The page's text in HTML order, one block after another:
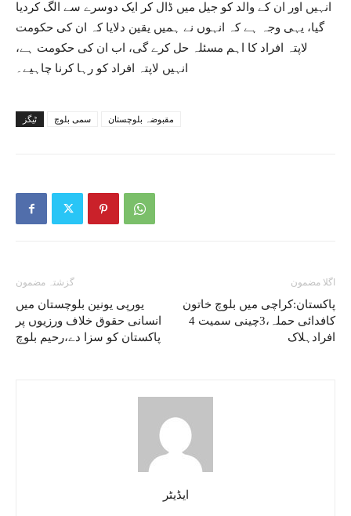
انہیں اور ان کے والد کو جیل میں ڈال کر ایک دوسرے سے الگ کردیا
گیا، یہی وجہ ہے کہ انہوں نے ہمیں یقین دلایا کہ ان کی حکومت
لاپتہ افراد کا اہم مسئلہ حل کرے گی، اب ان کی حکومت ہے،
انہیں لاپتہ افراد کو رہا کرنا چاہیے۔
ٹیگز سمی بلوچ مقبوضہ بلوچستان
گزشتہ مضمون
یورپی یونین بلوچستان میں
انسانی حقوق خلاف ورزیوں پر
پاکستان کو سزا دے،رحیم بلوچ
اگلا مضمون
پاکستان:کراچی میں بلوچ خاتون
کافدائی حملہ،3چینی سمیت 4
افرادہلاک
ایڈیٹر